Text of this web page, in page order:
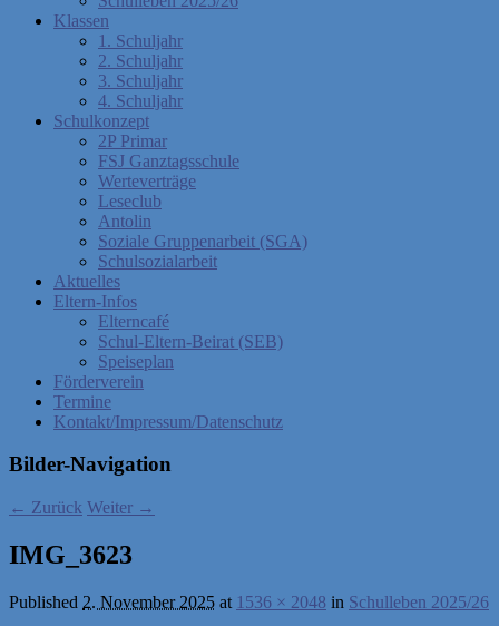
Klassen
1. Schuljahr
2. Schuljahr
3. Schuljahr
4. Schuljahr
Schulkonzept
2P Primar
FSJ Ganztagsschule
Werteverträge
Leseclub
Antolin
Soziale Gruppenarbeit (SGA)
Schulsozialarbeit
Aktuelles
Eltern-Infos
Elterncafé
Schul-Eltern-Beirat (SEB)
Speiseplan
Förderverein
Termine
Kontakt/Impressum/Datenschutz
Bilder-Navigation
← Zurück Weiter →
IMG_3623
Published 2. November 2025 at 1536 × 2048 in Schulleben 2025/26